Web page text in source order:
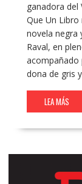
ganadora del
Que Un
novela negra
Raval, en
acompañado
dona de gris
LEA MÁS